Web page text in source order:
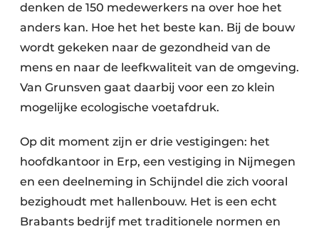
denken de 150 medewerkers na over hoe het
anders kan. Hoe het het beste kan. Bij de bouw
wordt gekeken naar de gezondheid van de
mens en naar de leefkwaliteit van de omgeving.
Van Grunsven gaat daarbij voor een zo klein
mogelijke ecologische voetafdruk.
Op dit moment zijn er drie vestigingen: het
hoofdkantoor in Erp, een vestiging in ­Nijmegen
en een deelneming in Schijndel die zich vooral
bezighoudt met hallenbouw. Het is een echt
Brabants bedrijf met traditionele normen en